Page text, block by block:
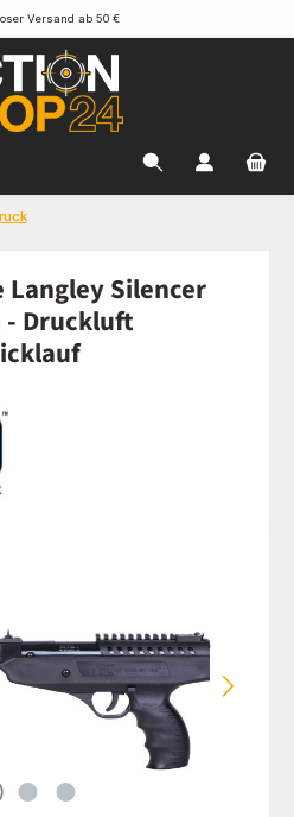
Versand ab 50 €
Langley Silencer
- Druckluft